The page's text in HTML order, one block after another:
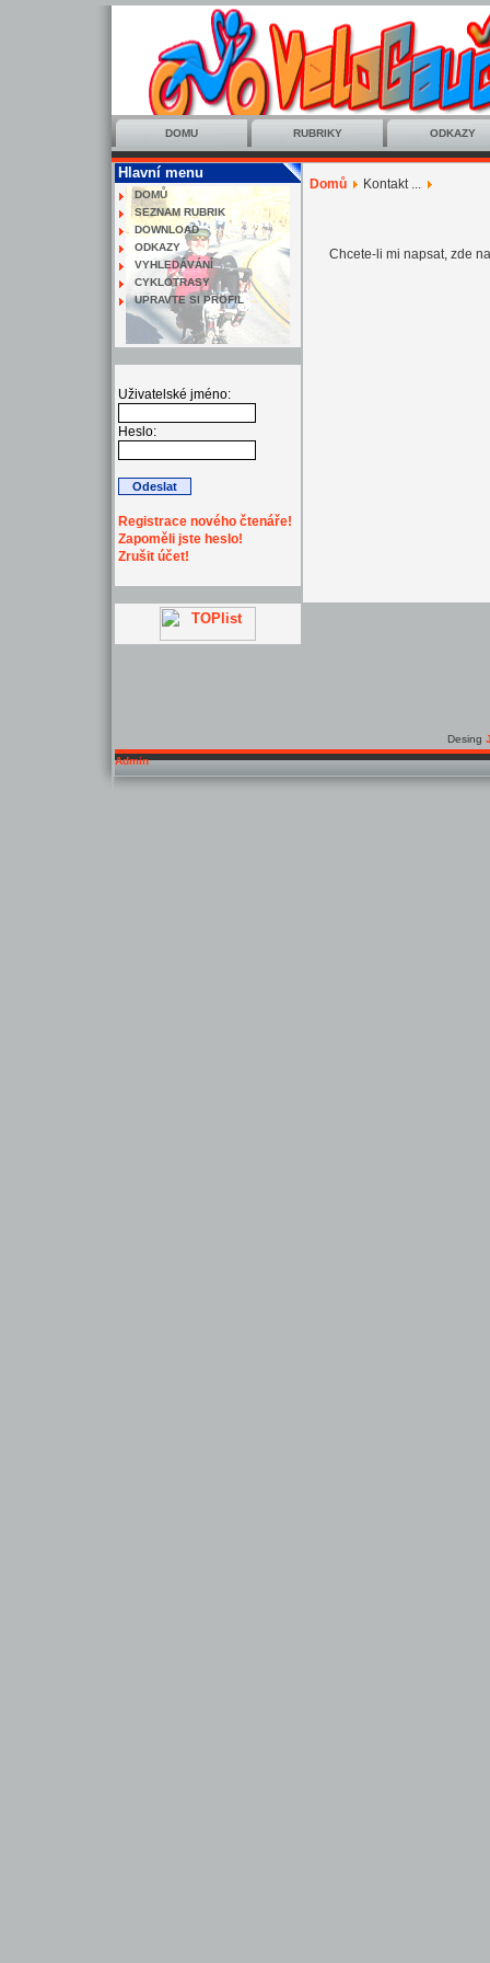
DOMU RUBRIKY ODKAZY
Hlavní menu
DOMŮ
SEZNAM RUBRIK
DOWNLOAD
ODKAZY
VYHLEDÁVÁNÍ
CYKLOTRASY
UPRAVTE SI PROFIL
Uživatelské jméno:
Heslo:
Registrace nového čtenáře!
Zapoměli jste heslo!
Zrušit účet!
Domů Kontakt ...
Chcete-li mi napsat, zde
Desing
Admin